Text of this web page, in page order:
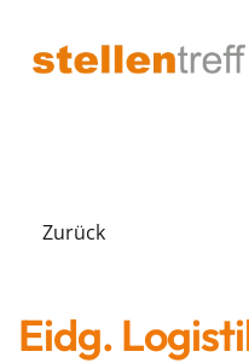
Zurück
Eidg.